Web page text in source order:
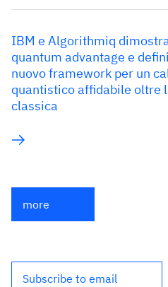
IBM e Algorithmiq
quantum advantage e
nuovo framework per un
quantistico affidabile oltre
classica
more
Subscribe to email